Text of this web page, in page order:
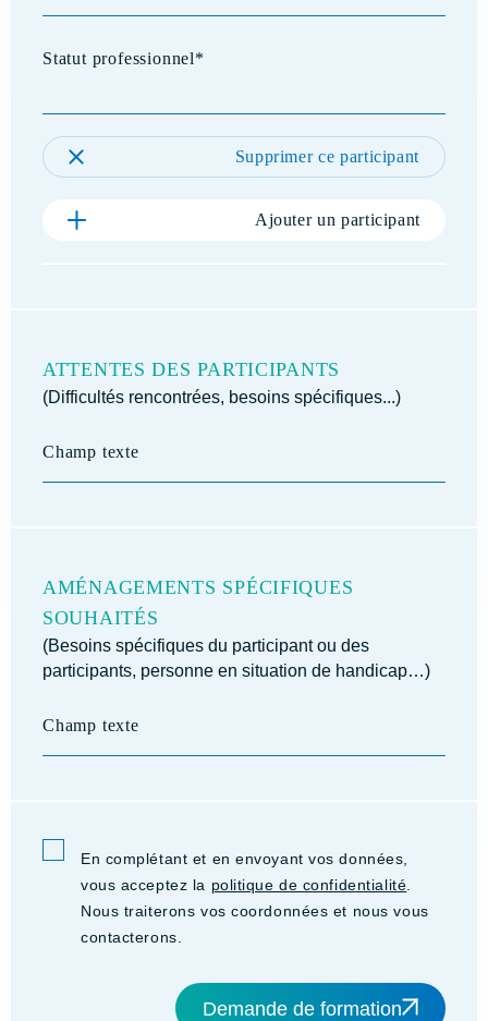
Supprimer ce participant
Ajouter un participant
ATTENTES DES PARTICIPANTS
(Difficultés rencontrées, besoins spécifiques...)
AMÉNAGEMENTS SPÉCIFIQUES
SOUHAITÉS
(Besoins spécifiques du participant ou des
participants, personne en situation de handicap…)
En complétant et en envoyant vos données,
vous acceptez la politique de confidentialité
Nous traiterons vos coordonnées et nous vous
contacterons.
Demande de formation